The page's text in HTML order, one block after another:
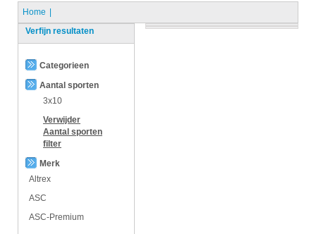
Home
Verfijn resultaten
Categorieen
Aantal sporten
3x10
Verwijder
Aantal sporten
filter
Merk
Altrex
ASC
ASC-Premium